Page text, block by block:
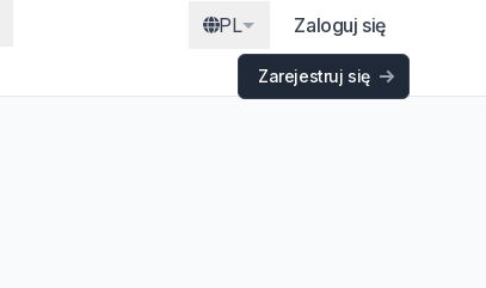
PL Zaloguj się
Zarejestruj się